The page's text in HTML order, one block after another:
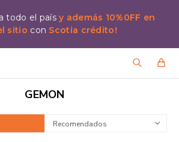
a todo el paísy además 10%0FF en
sitio con Scotia crédito!
GEMON
Recomendados